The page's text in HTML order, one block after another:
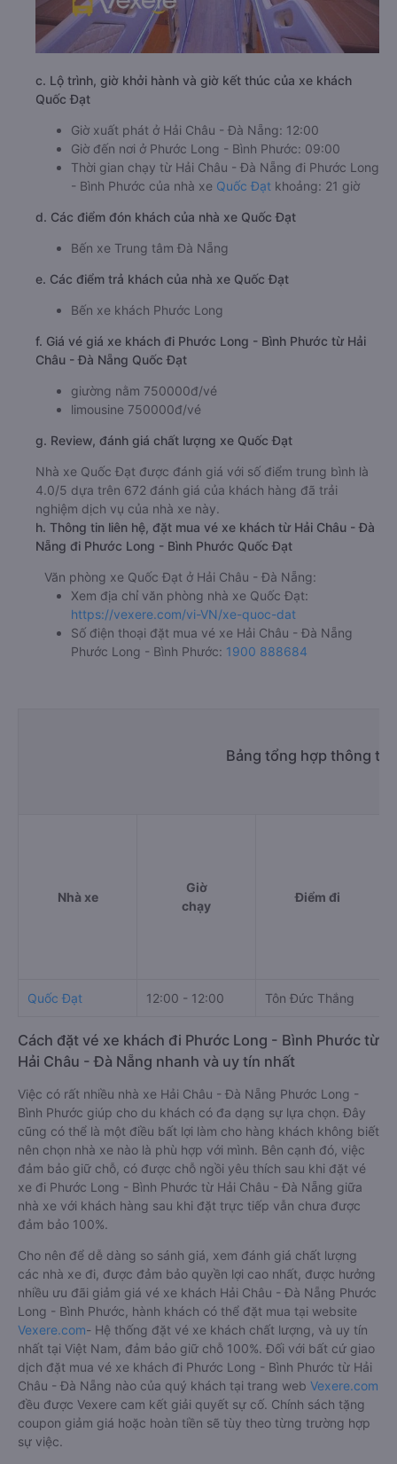
c. Lộ trình, giờ khởi hành và giờ kết thúc của xe khách
Quốc Đạt
Giờ xuất phát ở Hải Châu - Đà Nẵng: 12:00
Giờ đến nơi ở Phước Long - Bình Phước: 09:00
Thời gian chạy từ Hải Châu - Đà Nẵng đi Phước Long
- Bình Phước của nhà xe Quốc Đạt khoảng: 21 giờ
d. Các điểm đón khách của nhà xe Quốc Đạt
Bến xe Trung tâm Đà Nẵng
e. Các điểm trả khách của nhà xe Quốc Đạt
Bến xe khách Phước Long
f. Giá vé giá xe khách đi Phước Long - Bình Phước từ Hải
Châu - Đà Nẵng Quốc Đạt
giường nằm 750000đ/vé
limousine 750000đ/vé
g. Review, đánh giá chất lượng xe Quốc Đạt
Nhà xe Quốc Đạt được đánh giá với số điểm trung bình là
4.0/5 dựa trên 672 đánh giá của khách hàng đã trải
nghiệm dịch vụ của nhà xe này.
h. Thông tin liên hệ, đặt mua vé xe khách từ Hải Châu - Đà
Nẵng đi Phước Long - Bình Phước Quốc Đạt
Văn phòng xe Quốc Đạt ở Hải Châu - Đà Nẵng:
Xem địa chỉ văn phòng nhà xe Quốc Đạt:
https://vexere.com/vi-VN/xe-quoc-dat
Số điện thoại đặt mua vé xe Hải Châu - Đà Nẵng
Phước Long - Bình Phước: 1900 888684
Bảng tổng hợp thông tin
Nhà xe
Giờ
chạy
Điểm đi
Quốc Đạt 12:00 - 12:00 Tôn Đức Thắng
Cách đặt vé xe khách đi Phước Long - Bình Phước từ
Hải Châu - Đà Nẵng nhanh và uy tín nhất
Việc có rất nhiều nhà xe Hải Châu - Đà Nẵng Phước Long -
Bình Phước giúp cho du khách có đa dạng sự lựa chọn. Đây
cũng có thể là một điều bất lợi làm cho hàng khách không biết
nên chọn nhà xe nào là phù hợp với mình. Bên cạnh đó, việc
đảm bảo giữ chỗ, có được chỗ ngồi yêu thích sau khi đặt vé
xe đi Phước Long - Bình Phước từ Hải Châu - Đà Nẵng giữa
nhà xe với khách hàng sau khi đặt trực tiếp vẫn chưa được
đảm bảo 100%.
Cho nên để dễ dàng so sánh giá, xem đánh giá chất lượng
các nhà xe đi, được đảm bảo quyền lợi cao nhất, được hưởng
nhiều ưu đãi giảm giá vé xe khách Hải Châu - Đà Nẵng Phước
Long - Bình Phước, hành khách có thể đặt mua tại website
Vexere.com- Hệ thống đặt vé xe khách chất lượng, và uy tín
nhất tại Việt Nam, đảm bảo giữ chỗ 100%. Đối với bất cứ giao
dịch đặt mua vé xe khách đi Phước Long - Bình Phước từ Hải
Châu - Đà Nẵng nào của quý khách tại trang web Vexere.com
đều được Vexere cam kết giải quyết sự cố. Chính sách tặng
coupon giảm giá hoặc hoàn tiền sẽ tùy theo từng trường hợp
sự việc.